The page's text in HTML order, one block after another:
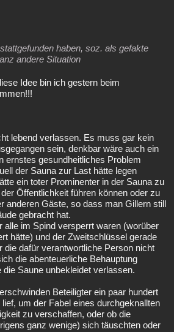
haben, soz. als gefakte
andere Situation
Idee bin ich gestern beim
lebend verlassen. Es muss gar kein
sein, denkbar wäre auch ein
ernstes gesundheitliches Problem
der Sauna zur Last hätte legen
ein toter Prominenter in der Sauna zu
Öffentlichkeit führen können oder zu
anderen Gäste, so dass man Gillern still
gebracht hat.
alle im Spind versperrt waren (worüber
hätte) und der Zweitschlüssel gerade
die dafür verantwortliche Person nicht
die abenteuerliche Behauptung
Saune unbekleidet verlassen.
Beteiligter ein paar hundert
um der Fabel eines durchgeknallten
zu verschaffen, oder ob die
ganz wenige) sich täuschten oder